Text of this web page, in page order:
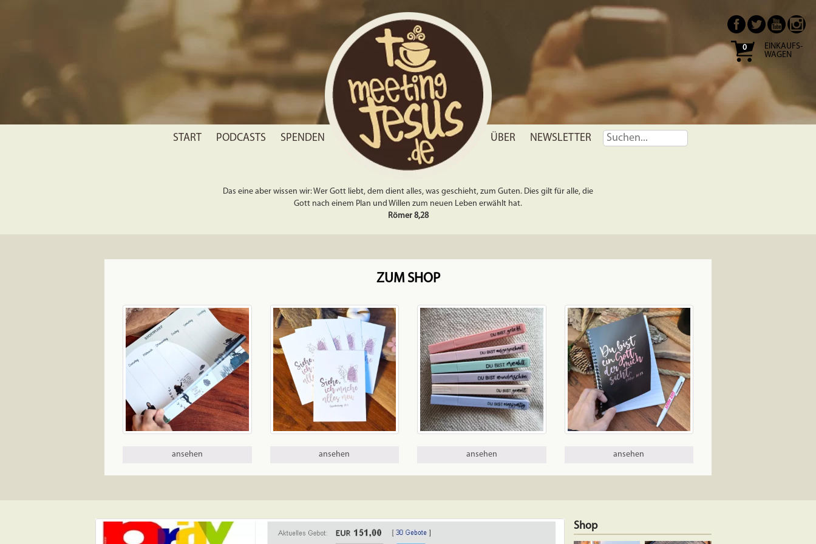
0
EINKAUFS-
WAGEN
START PODCASTS SPENDEN ÜBER NEWSLETTER
Das eine aber wissen wir: Wer Gott liebt, dem dient alles, was geschieht, zum Guten. Dies gilt für alle, die
Gott nach einem Plan und Willen zum neuen Leben erwählt hat.
Römer 8,28
ZUM SHOP
ansehen ansehen ansehen ansehen
Shop